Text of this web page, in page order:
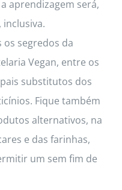
aprendizagem será,
segredos da
Vegan, entre os
substitutos dos
Fique também
alternativos, na
e das farinhas,
um sem fim de